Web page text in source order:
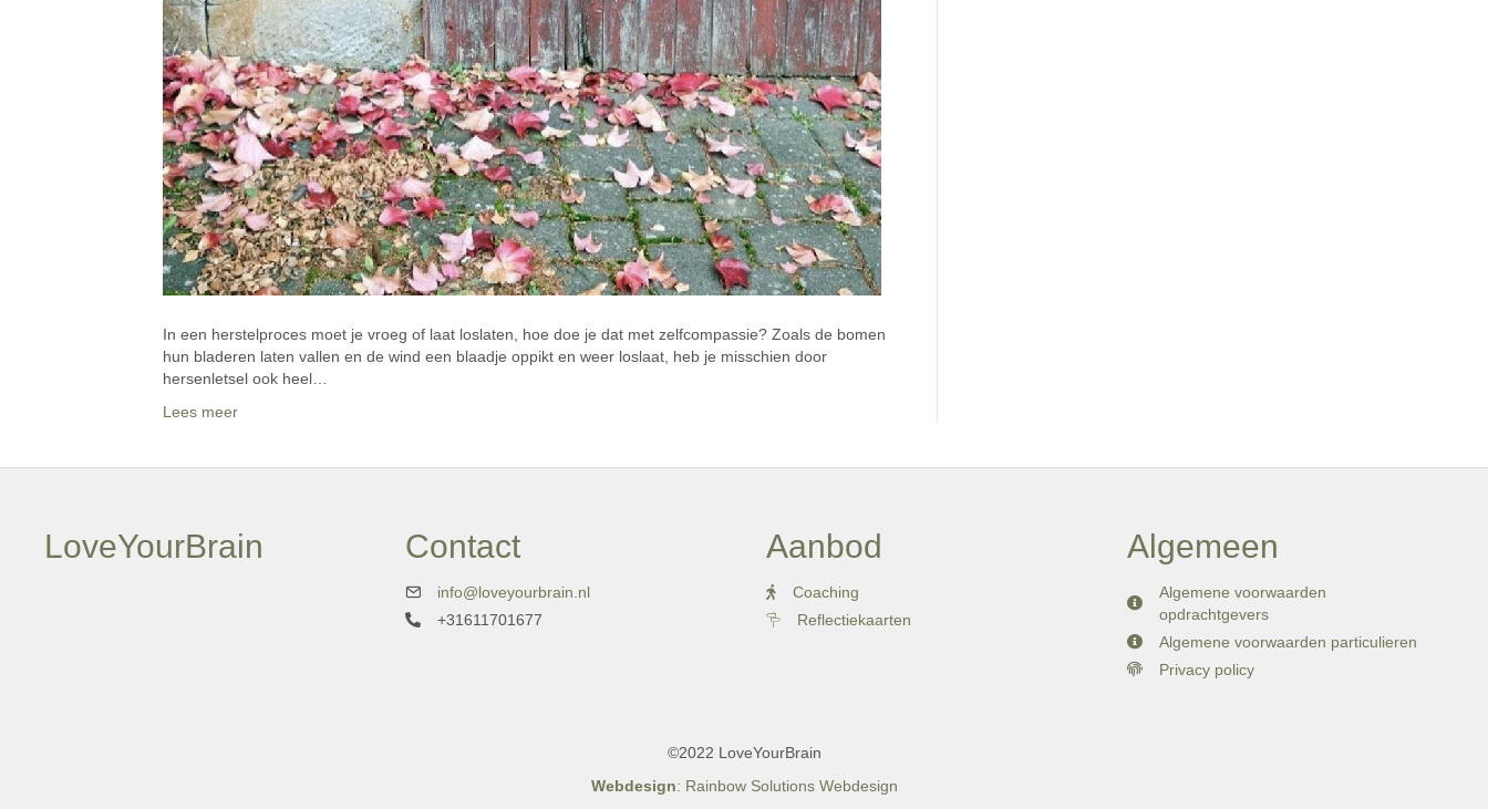
In een herstelproces moet je vroeg of laat loslaten, hoe doe je dat met zelfcompassie? Zoals de bomen
hun bladeren laten vallen en de wind een blaadje oppikt en weer loslaat, heb je misschien door
hersenletsel ook heel…
Lees meer
LoveYourBrain Contact
info@loveyourbrain.nl
+31611701677
Aanbod
Coaching
Reflectiekaarten
Algemeen
Algemene voorwaarden
opdrachtgevers
Algemene voorwaarden particulieren
Privacy policy
©2022 LoveYourBrain
Webdesign: Rainbow Solutions Webdesign